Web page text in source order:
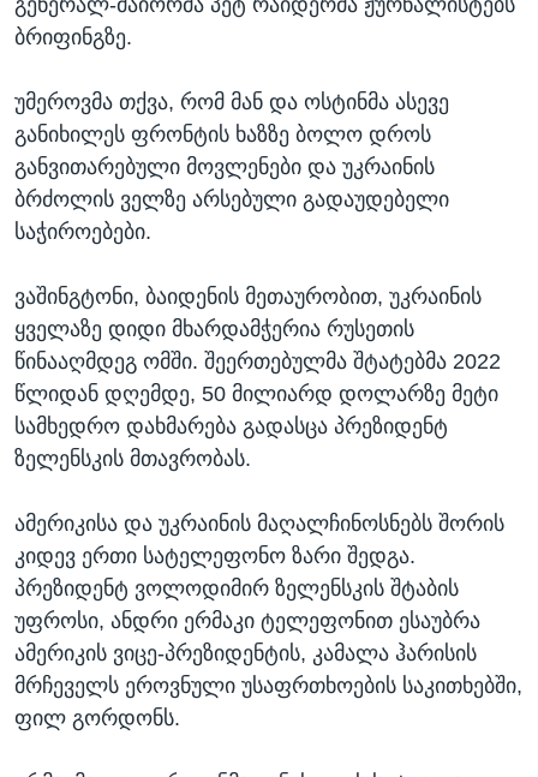
გენერალ-მაიორმა პეტ რაიდერმა ჟურნალისტებს
ბრიფინგზე.
უმეროვმა თქვა, რომ მან და ოსტინმა ასევე
განიხილეს ფრონტის ხაზზე ბოლო დროს
განვითარებული მოვლენები და უკრაინის
ბრძოლის ველზე არსებული გადაუდებელი
საჭიროებები.
ვაშინგტონი, ბაიდენის მეთაურობით, უკრაინის
ყველაზე დიდი მხარდამჭერია რუსეთის
წინააღმდეგ ომში. შეერთებულმა შტატებმა 2022
წლიდან დღემდე, 50 მილიარდ დოლარზე მეტი
სამხედრო დახმარება გადასცა პრეზიდენტ
ზელენსკის მთავრობას.
ამერიკისა და უკრაინის მაღალჩინოსნებს შორის
კიდევ ერთი სატელეფონო ზარი შედგა.
პრეზიდენტ ვოლოდიმირ ზელენსკის შტაბის
უფროსი, ანდრი ერმაკი ტელეფონით ესაუბრა
ამერიკის ვიცე-პრეზიდენტის, კამალა ჰარისის
მრჩეველს ეროვნული უსაფრთხოების საკითხებში,
ფილ გორდონს.